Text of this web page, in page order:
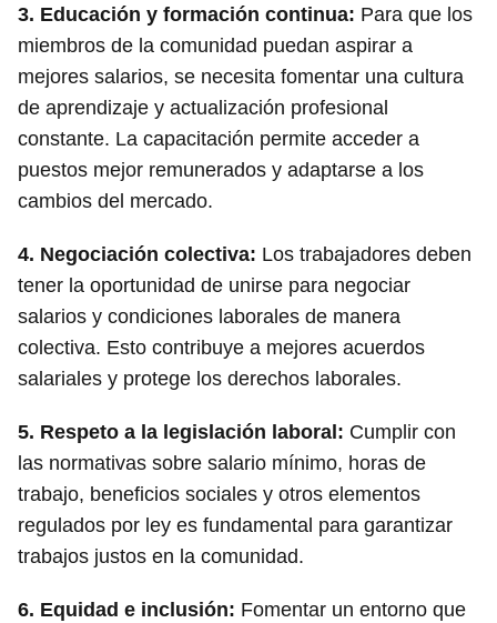
3. Educación y formación continua: Para que los
miembros de la comunidad puedan aspirar a
mejores salarios, se necesita fomentar una cultura
de aprendizaje y actualización profesional
constante. La capacitación permite acceder a
puestos mejor remunerados y adaptarse a los
cambios del mercado.
4. Negociación colectiva: Los trabajadores deben
tener la oportunidad de unirse para negociar
salarios y condiciones laborales de manera
colectiva. Esto contribuye a mejores acuerdos
salariales y protege los derechos laborales.
5. Respeto a la legislación laboral : Cumplir con
las normativas sobre salario mínimo, horas de
trabajo, beneficios sociales y otros elementos
regulados por ley es fundamental para garantizar
trabajos justos en la comunidad.
6. Equidad e inclusión: Fomentar un entorno que